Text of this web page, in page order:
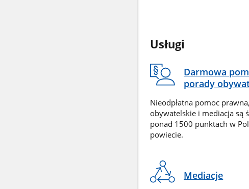
Usługi
Darmowa
porady
Nieodpłatna pomoc
obywatelskie i mediacja są
ponad 1500 punktach w
powiecie.
Mediacje